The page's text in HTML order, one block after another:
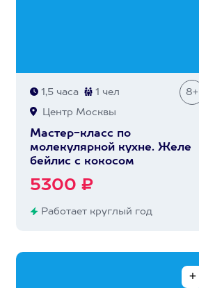
1,5 часа 1 чел 8+
Центр Москвы
Мастер-класс по
молекулярной кухне. Желе
бейлис с кокосом
5300 ₽
Работает круглый год